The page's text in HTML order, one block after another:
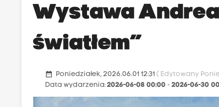
Wystawa Andrea
światłem”
date_range Poniedziałek, 2026.06.01 12:31( Edytowany
Data wydarzenia:2026-06-08 00:00 -2026-06-30